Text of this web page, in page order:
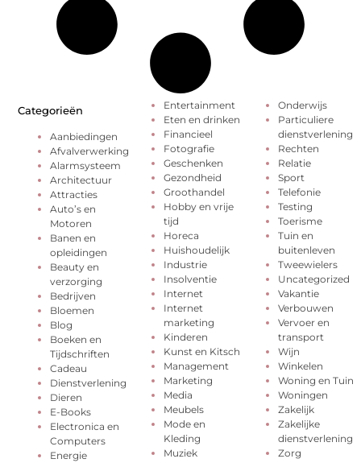
Categorieën
Aanbiedingen
Afvalverwerking
Alarmsysteem
Architectuur
Attracties
Auto’s en
Motoren
Banen en
opleidingen
Beauty en
verzorging
Bedrijven
Bloemen
Blog
Boeken en
Tijdschriften
Cadeau
Dienstverlening
Dieren
E-Books
Electronica en
Computers
Energie
Entertainment
Eten en drinken
Financieel
Fotografie
Geschenken
Gezondheid
Groothandel
Hobby en vrije
tijd
Horeca
Huishoudelijk
Industrie
Insolventie
Internet
Internet
marketing
Kinderen
Kunst en Kitsch
Management
Marketing
Media
Meubels
Mode en
Kleding
Muziek
Onderwijs
Particuliere
dienstverlening
Rechten
Relatie
Sport
Telefonie
Testing
Toerisme
Tuin en
buitenleven
Tweewielers
Uncategorized
Vakantie
Verbouwen
Vervoer en
transport
Wijn
Winkelen
Woning en Tuin
Woningen
Zakelijk
Zakelijke
dienstverlening
Zorg